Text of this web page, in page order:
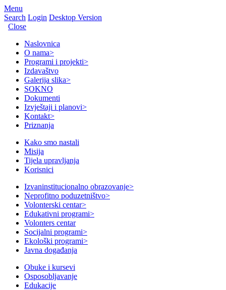
Menu
Search Login Desktop Version
Close
Naslovnica
O nama>
Programi i projekti>
Izdavaštvo
Galerija slika>
SOKNO
Dokumenti
Izvještaji i planovi>
Kontakt>
Priznanja
Kako smo nastali
Misija
Tijela upravljanja
Korisnici
Izvaninstitucionalno obrazovanje>
Neprofitno poduzetništvo>
Volonterski centar>
Edukativni programi>
Volonters centar
Socijalni programi>
Ekološki programi>
Javna događanja
Obuke i kursevi
Osposobljavanje
Edukacije